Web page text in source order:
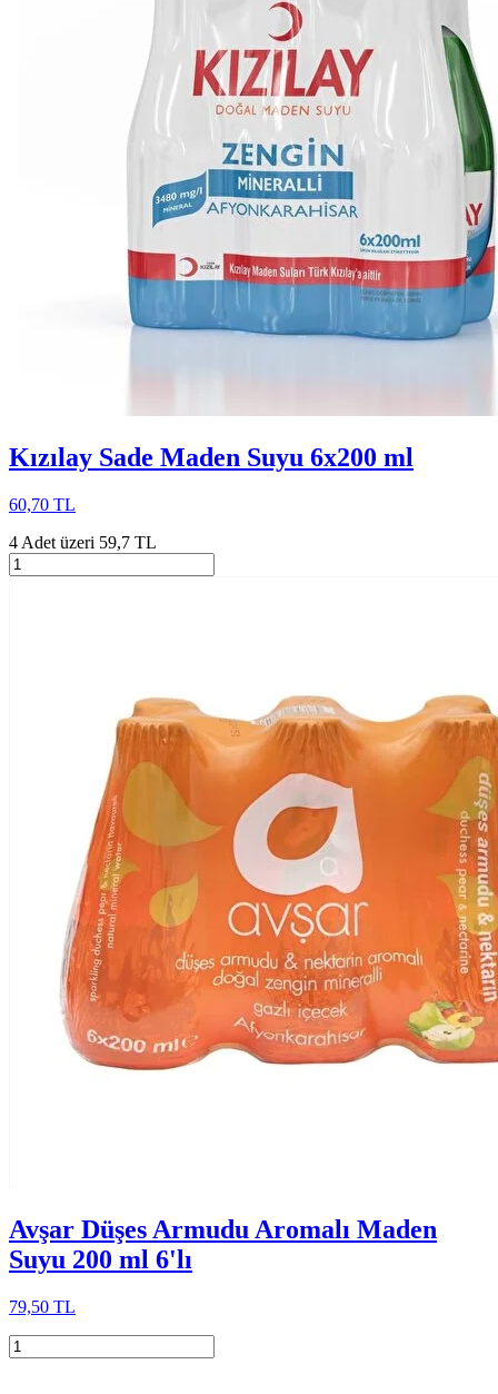
Kızılay Sade Maden Suyu 6x200 ml
60,70 TL
4 Adet üzeri 59,7 TL
Avşar Düşes Armudu Aromalı Maden
Suyu 200 ml 6'lı
79,50 TL